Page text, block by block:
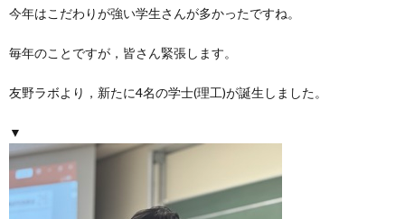
今年はこだわりが強い学生さんが多かったですね。
毎年のことですが，皆さん緊張します。
友野ラボより，新たに4名の学士(理工)が誕生しました。
▼